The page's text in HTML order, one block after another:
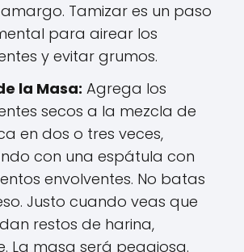
Tamizar es un paso
para airear los
y evitar grumos.
la Masa: Agrega los
secos a la mezcla de
en dos o tres veces,
con una espátula con
envolventes. No batas
Justo cuando veas que
restos de harina,
La masa será pegajosa.